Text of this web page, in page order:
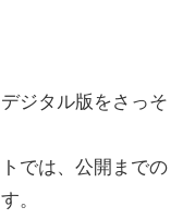
ジタル版をさっそ
では、公開までの
。